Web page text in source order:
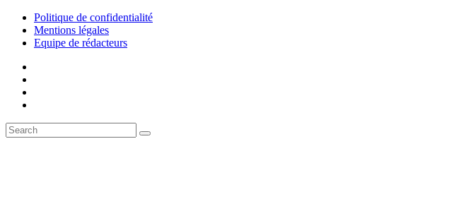
Politique de confidentialité
Mentions légales
Equipe de rédacteurs